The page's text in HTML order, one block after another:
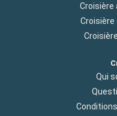
Croisière
Croisière
Qui